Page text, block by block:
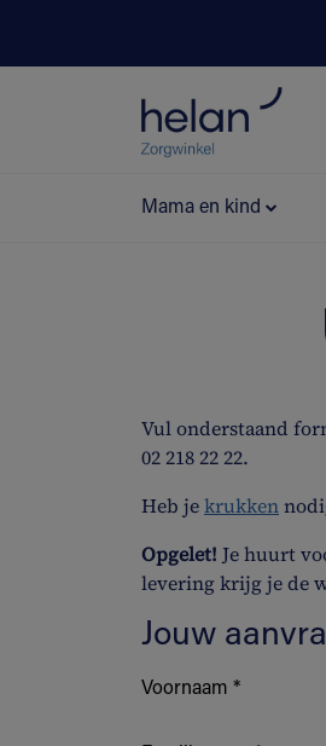
Mama en kind
Vul onderstaand
02 218 22 22.
Heb jekrukken
Opgelet! Je huurt
levering krijg je de
Jouw
Voornaam *